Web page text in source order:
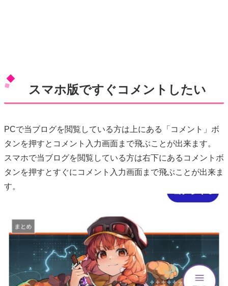
スマホ版ですぐコメントしたい
PCで当ブログを閲覧している方は上にある「コメント」ボ
タンを押すとコメント入力画面まで飛ぶことが出来ます。
スマホで当ブログを閲覧している方は右下にあるコメントボ
タンを押すとすぐにコメント入力画面まで飛ぶことが出来ま
す。